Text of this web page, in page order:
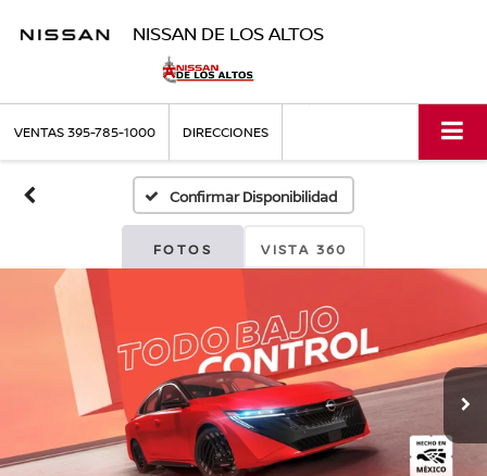
NISSAN DE LOS ALTOS
VENTAS395-785-1000 DIRECCIONES
Confirmar Disponibilidad
FOTOS VISTA 360